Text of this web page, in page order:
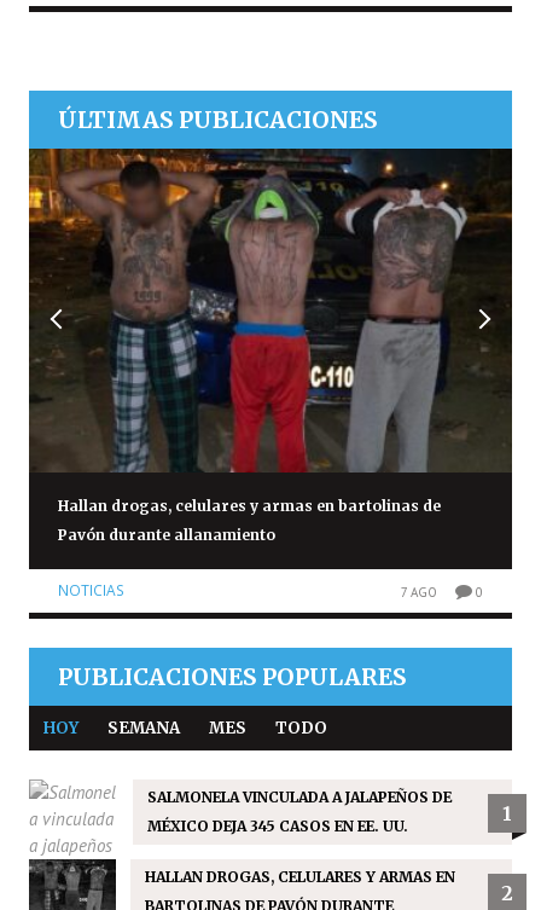
ÚLTIMAS PUBLICACIONES
Hallan drogas, celulares y armas en bartolinas de
Pavón durante allanamiento
NOTICIAS 7 AGO 0
PUBLICACIONES POPULARES
HOY SEMANA MES TODO
SALMONELA VINCULADA A JALAPEÑOS DE
MÉXICO DEJA 345 CASOS EN EE. UU.
1
HALLAN DROGAS, CELULARES Y ARMAS EN
BARTOLINAS DE PAVÓN DURANTE
2